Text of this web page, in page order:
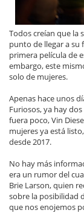
Todos creían que la
punto de llegar a su
primera película de
embargo, este
solo de mujeres.
Apenas hace unos
Furiosos, ya hay
fuera poco, Vin
mujeres ya está
desde 2017.
No hay más
era un rumor del
Brie Larson, quien
sobre la posibilidad
que nos enojemos